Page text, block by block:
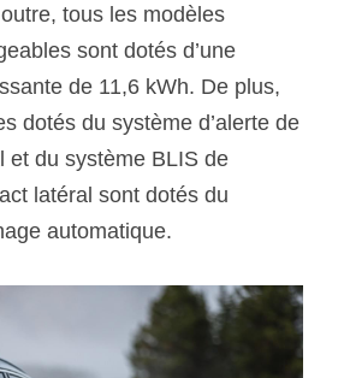
tous les modèles
sont dotés d’une
de 11,6 kWh. De plus,
dotés du système d’alerte de
et du système BLIS de
latéral sont dotés du
automatique.